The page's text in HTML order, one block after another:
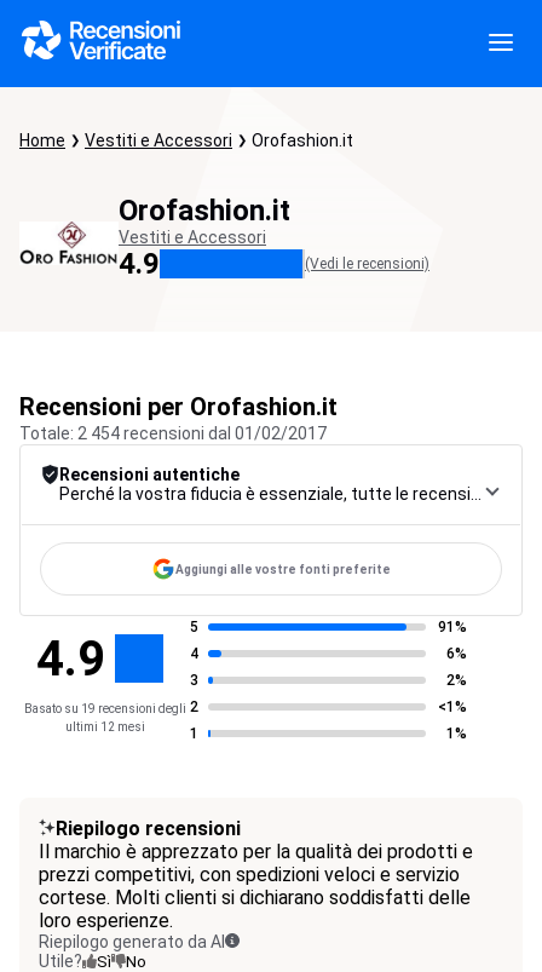
Home Vestiti e Accessori Orofashion.it
Orofashion.it
Vestiti e Accessori
4.9 (Vedi le recensioni)
Recensioni per Orofashion.it
Totale: 2 454 recensioni dal 01/02/2017
Recensioni autentiche
Aggiungi alle vostre fonti preferite
4.9
Basato su 19 recensioni degli
ultimi 12 mesi
5
91%
4
6%
3
2%
2
<1%
1
1%
Riepilogo recensioni
Il marchio è apprezzato per la qualità dei prodotti e
prezzi competitivi, con spedizioni veloci e servizio
cortese. Molti clienti si dichiarano soddisfatti delle
loro esperienze.
Riepilogo generato da AI
Utile?
Sì No